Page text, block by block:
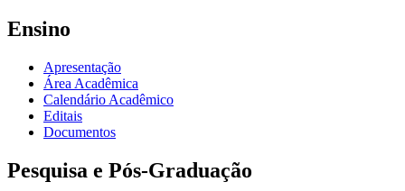
Ensino
Apresentação
Área Acadêmica
Calendário Acadêmico
Editais
Documentos
Pesquisa e Pós-Graduação